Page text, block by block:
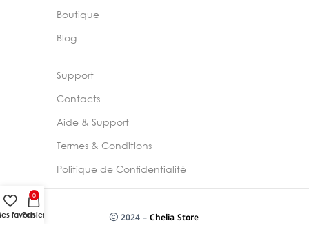
Boutique
Blog
Support
Contacts
Aide & Support
Termes & Conditions
Politique de Confidentialité
2024 –Chelia Store
favoris
0
Panier